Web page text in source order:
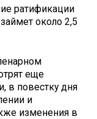
ратификации
около 2,5
еще
в повестку дня
и
изменения в